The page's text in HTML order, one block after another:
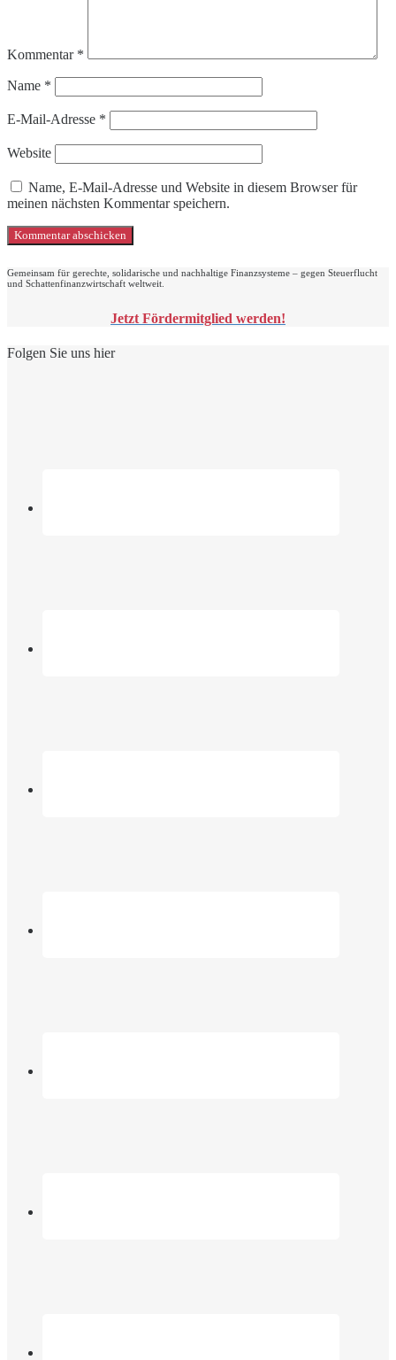
Kommentar *
Name *
E-Mail-Adresse *
Website
Name, E-Mail-Adresse und Website in diesem Browser für
meinen nächsten Kommentar speichern.
Gemeinsam für gerechte, solidarische und nachhaltige Finanzsysteme – gegen Steuerflucht
und Schattenfinanzwirtschaft weltweit.
Jetzt Fördermitglied werden!
Folgen Sie uns hier